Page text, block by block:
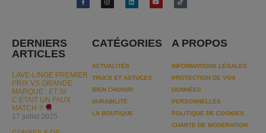
DERNIERS
ARTICLES
LAVE-LINGE PREMIER
PRIX VS GRANDE
MARQUE : ET SI
C’ÉTAIT UN FAUX
MATCH ?
17 juillet 2025
CATÉGORIES
ACTUALITÉS
TRUCS ET ASTUCES
BIEN CHOISIR
DURABILITÉ
LA BOUTIQUE
A PROPOS
INFORMATIONS LÉGALES
PROTECTION DE VOS
DONNÉES
PERSONNELLES
POLITIQUE DE COOKIES
CHARTE DE MODÉRATION